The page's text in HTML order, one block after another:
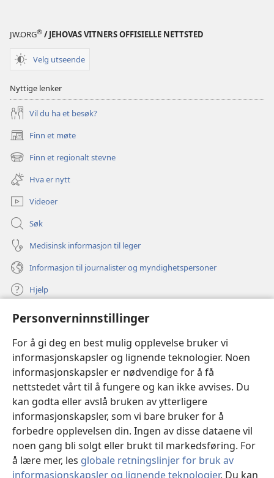
Personverninnstillinger
For å gi deg en best mulig opplevelse bruker vi
informasjonskapsler og lignende teknologier. Noen
informasjonskapsler er nødvendige for å få
nettstedet vårt til å fungere og kan ikke avvises. Du
kan godta eller avslå bruken av ytterligere
informasjonskapsler, som vi bare bruker for å
forbedre opplevelsen din. Ingen av disse dataene vil
noen gang bli solgt eller brukt til markedsføring. For
å lære mer, les globale retningslinjer for bruk av
informasjonskapsler og lignende teknologier. Du kan
JW.ORG® / JEHOVAS VITNERS OFFISIELLE NETTSTED
Velg utseende
Nyttige lenker
Vil du ha et besøk?
Finn et møte
(åpner
nytt
vindu)
Finn et regionalt stevne
(åpner
nytt
vindu)
Hva er nytt
Videoer
Søk
Medisinsk informasjon til leger
Informasjon til journalister og myndighetspersoner
Hjelp
Bidrag
(åpner
nytt
vindu)Watchtower ONLINE LIBRARY™
(åpner
nytt
vindu) JW Hub ®
(åpner
nytt
vindu)JW Library ®
Watchtower Library